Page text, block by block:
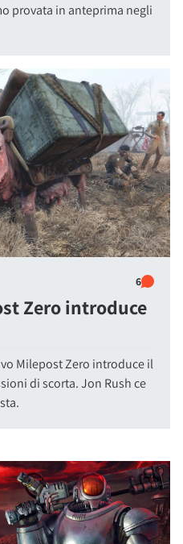
provata in anteprima negli
6
Zero introduce
Milepost Zero introduce il
di scorta. Jon Rush ce